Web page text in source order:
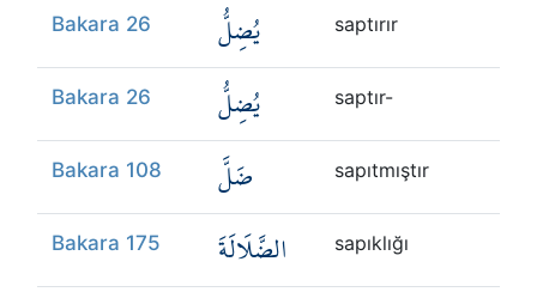
Bakara 26 يُضِلُّ saptırır
Bakara 26 يُضِلُّ saptır-
Bakara 108 ضَلَّ sapıtmıştır
Bakara 175 الضَّلَالَةَ sapıklığı